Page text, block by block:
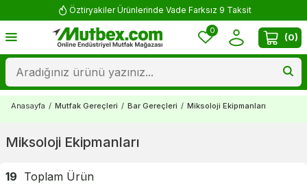
Öztiryakiler Ürünlerinde Vade Farksız 9 Taksit
0
(0)
Anasayfa / Mutfak Gereçleri / Bar Gereçleri / Miksoloji Ekipmanları
Miksoloji Ekipmanları
19 Toplam Ürün